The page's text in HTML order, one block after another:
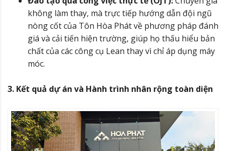
không làm thay, mà trực tiếp hướng dẫn đội ngũ
nòng cốt của Tôn Hòa Phát về phương pháp đánh
giá và cải tiến hiện trường, giúp họ thấu hiểu bản
chất của các công cụ Lean thay vì chỉ áp dụng máy
móc.
3. Kết quả dự án và Hành trình nhân rộng toàn diện